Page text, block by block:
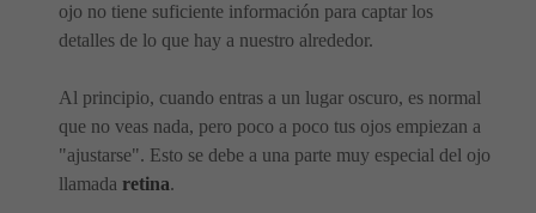
ojo no tiene suficiente información para captar los
detalles de lo que hay a nuestro alrededor.
Al principio, cuando entras a un lugar oscuro, es normal
que no veas nada, pero poco a poco tus ojos empiezan a
"ajustarse". Esto se debe a una parte muy especial del ojo
llamada retina.